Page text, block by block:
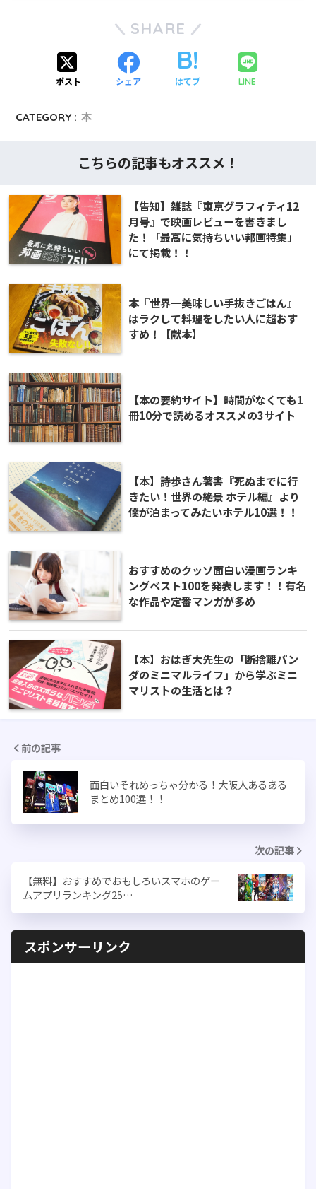
SHARE
ポスト シェア はてブ LINE
CATEGORY : 本
こちらの記事もオススメ！
【告知】雑誌『東京グラフィティ12
月号』で映画レビューを書きまし
た！「最高に気持ちいい邦画特集」
にて掲載！！
本『世界一美味しい手抜きごはん』
はラクして料理をしたい人に超おす
すめ！【献本】
【本の要約サイト】時間がなくても1
冊10分で読めるオススメの3サイト
【本】詩歩さん著書『死ぬまでに行
きたい！世界の絶景 ホテル編』より
僕が泊まってみたいホテル10選！！
おすすめのクッソ面白い漫画ランキ
ングベスト100を発表します！！有名
な作品や定番マンガが多め
【本】おはぎ大先生の「断捨離パン
ダのミニマルライフ」から学ぶミニ
マリストの生活とは？
前の記事
面白いそれめっちゃ分かる！大阪人あるある
まとめ100選！！
次の記事
【無料】おすすめでおもしろいスマホのゲー
ムアプリランキング25…
スポンサーリンク